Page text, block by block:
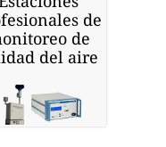
de
de
del aire